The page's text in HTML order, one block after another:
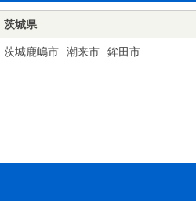
茨城県
茨城鹿嶋市 潮来市 鉾田市